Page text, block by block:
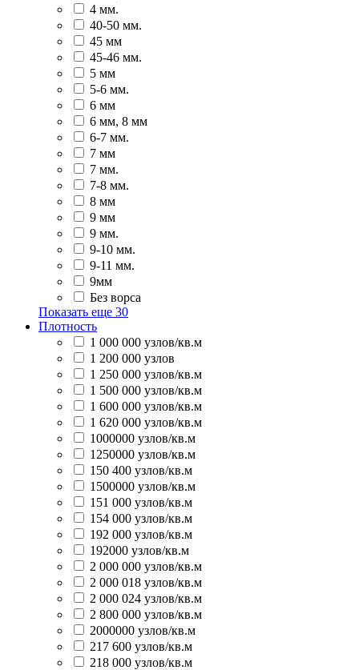
4 мм.
40-50 мм.
45 мм
45-46 мм.
5 мм
5-6 мм.
6 мм
6 мм, 8 мм
6-7 мм.
7 мм
7 мм.
7-8 мм.
8 мм
9 мм
9 мм.
9-10 мм.
9-11 мм.
9мм
Без ворса
Показать еще 30
Плотность
1 000 000 узлов/кв.м
1 200 000 узлов
1 250 000 узлов/кв.м
1 500 000 узлов/кв.м
1 600 000 узлов/кв.м
1 620 000 узлов/кв.м
1000000 узлов/кв.м
1250000 узлов/кв.м
150 400 узлов/кв.м
1500000 узлов/кв.м
151 000 узлов/кв.м
154 000 узлов/кв.м
192 000 узлов/кв.м
192000 узлов/кв.м
2 000 000 узлов/кв.м
2 000 018 узлов/кв.м
2 000 024 узлов/кв.м
2 800 000 узлов/кв.м
2000000 узлов/кв.м
217 600 узлов/кв.м
218 000 узлов/кв.м